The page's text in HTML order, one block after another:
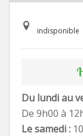
indisponible
Du lundi au
De 9h00 à
Le samedi :